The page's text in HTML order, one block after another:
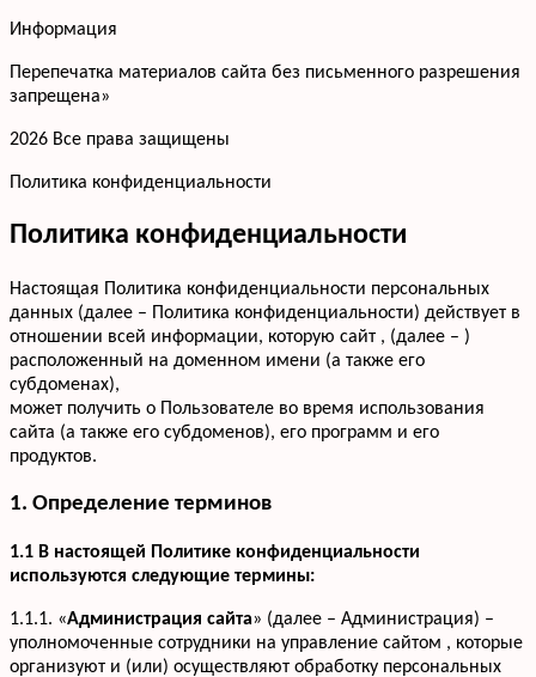
Информация
Перепечатка материалов сайта без письменного разрешения
запрещена»
2026 Все права защищены
Политика конфиденциальности
Политика конфиденциальности
Настоящая Политика конфиденциальности персональных
данных (далее – Политика конфиденциальности) действует в
отношении всей информации, которую сайт , (далее – )
расположенный на доменном имени (а также его
субдоменах),
может получить о Пользователе во время использования
сайта (а также его субдоменов), его программ и его
продуктов.
1. Определение терминов
1.1 В настоящей Политике конфиденциальности
используются следующие термины:
1.1.1. «Администрация сайта» (далее – Администрация) –
уполномоченные сотрудники на управление сайтом , которые
организуют и (или) осуществляют обработку персональных